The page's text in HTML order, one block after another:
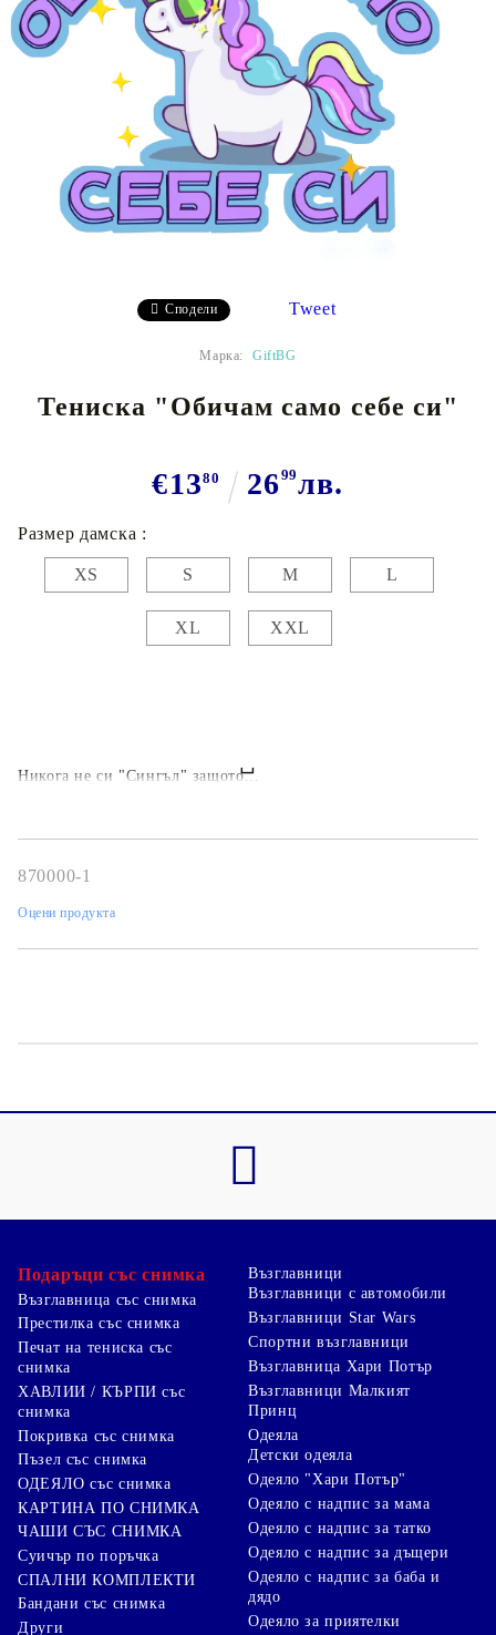
Сподели Tweet
Марка: GiftBG
Тениска "Обичам само себе си"
€1380 2699лв.
Никога не си "Сингъл" защото...
Размер дамска :
XS S M L
XL XXL
870000-1
Оцени продукта
Подаръци със снимка
Възглавница със снимка
Престилка със снимка
Печат на тениска със
снимка
ХАВЛИИ / КЪРПИ със
снимка
Покривка със снимка
Пъзел със снимка
ОДЕЯЛО със снимка
КАРТИНА ПО СНИМКА
ЧАШИ СЪС СНИМКА
Суичър по поръчка
СПАЛНИ КОМПЛЕКТИ
Бандани със снимка
Други
Възглавници
Възглавници с автомобили
Възглавници Star Wars
Спортни възглавници
Възглавница Хари Потър
Възглавници Малкият
Принц
Одеяла
Детски одеяла
Одеяло "Хари Потър"
Одеяло с надпис за мама
Одеяло с надпис за татко
Одеяло с надпис за дъщери
Одеяло с надпис за баба и
дядо
Одеяло за приятелки